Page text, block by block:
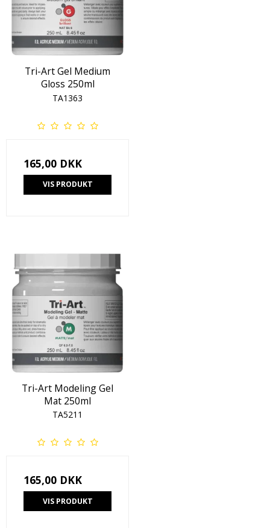
Tri-Art Gel Medium
Gloss 250ml
TA1363
165,00 DKK
VIS PRODUKT
Tri-Art Modeling Gel
Mat 250ml
TA5211
165,00 DKK
VIS PRODUKT